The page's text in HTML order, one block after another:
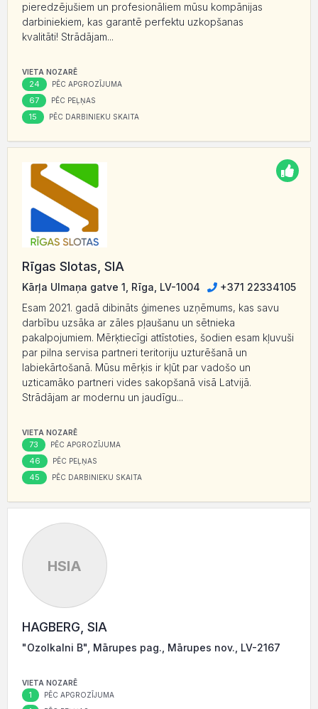
pieredzējušiem un profesionāliem mūsu kompānijas
darbiniekiem, kas garantē perfektu uzkopšanas
kvalitāti! Strādājam...
VIETA NOZARĒ
24 PĒC APGROZĪJUMA
67 PĒC PEĻŅAS
15 PĒC DARBINIEKU SKAITA
Rīgas Slotas, SIA
Kārļa Ulmaņa gatve 1, Rīga, LV-1004
+371 22334105
Esam 2021. gadā dibināts ģimenes uzņēmums, kas savu
darbību uzsāka ar zāles pļaušanu un sētnieka
pakalpojumiem. Mērķtiecīgi attīstoties, šodien esam kļuvuši
par pilna servisa partneri teritoriju uzturēšanā un
labiekārtošanā. Mūsu mērķis ir kļūt par vadošo un
uzticamāko partneri vides sakopšanā visā Latvijā.
Strādājam ar modernu un jaudīgu...
VIETA NOZARĒ
73 PĒC APGROZĪJUMA
46 PĒC PEĻŅAS
45 PĒC DARBINIEKU SKAITA
HSIA
HAGBERG, SIA
"Ozolkalni B", Mārupes pag., Mārupes nov., LV-2167
VIETA NOZARĒ
1 PĒC APGROZĪJUMA